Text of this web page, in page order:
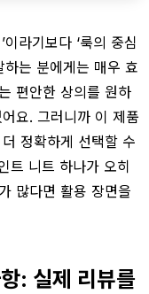
라기보다 ‘룩의 중심
하는 분에게는 매우 효
편안한 상의를 원하
요. 그러니까 이 제품
정확하게 선택할 수
트 니트 하나가 오히
많다면 활용 장면을
: 실제 리뷰를